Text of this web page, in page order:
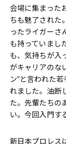
会場に集まった
ちも魅了された
ったライガーさ
も持っていまし
も、気持ちが入
がキャリアのな
ン”と言われた
れました。油断
た。先輩たちの
い。今回入門す
新日本プロレス